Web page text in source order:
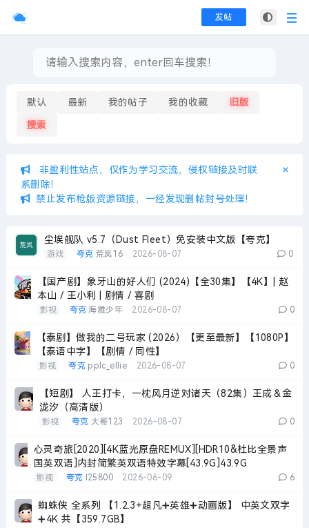
发帖
默认 最新 我的帖子 我的收藏 旧版
搜索
非盈利性站点，仅作为学习交流，侵权链接及时联
系删除！
×
禁止发布枪版资源链接，一经发现删帖封号处理！
×
尘埃舰队 v5.7（Dust Fleet）免安装中文版【夸克】
游戏 夸克 荒岚16 2026-08-07 0
【国产剧】象牙山的好人们 (2024)【全30集】【4K】| 赵
本山 / 王小利 | 剧情 / 喜剧
影视 夸克 海雅少年 2026-08-07 0
【泰剧】做我的二号玩家 (2026）【更至最新】【1080P】
【泰语中字】【剧情 / 同性】
影视 夸克 pplc_ellie 2026-08-07 0
【短剧】 人王打卡，一枕风月逆对诸天（82集）王成＆金
泷汐（高清版）
影视 夸克 大哥123 2026-08-07 0
心灵奇旅[2020][4K蓝光原盘REMUX][HDR10&杜比全景声
国英双语]内封简繁英双语特效字幕[43.9G]43.9G
影视 夸克 l25800 2026-06-09 6
蜘蛛侠 全系列 【1.2.3+超凡➕英雄➕动画版】 中英文双字
➕4K 共【359.7GB】